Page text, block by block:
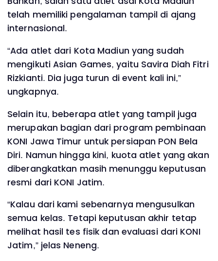
telah memiliki pengalaman tampil di ajang
internasional.
“Ada atlet dari Kota Madiun yang sudah
mengikuti Asian Games, yaitu Savira Diah Fitri
Rizkianti. Dia juga turun di event kali ini,”
ungkapnya.
Selain itu, beberapa atlet yang tampil juga
merupakan bagian dari program pembinaan
KONI Jawa Timur untuk persiapan PON Bela
Diri. Namun hingga kini, kuota atlet yang akan
diberangkatkan masih menunggu keputusan
resmi dari KONI Jatim.
“Kalau dari kami sebenarnya mengusulkan
semua kelas. Tetapi keputusan akhir tetap
melihat hasil tes fisik dan evaluasi dari KONI
Jatim,” jelas Neneng.